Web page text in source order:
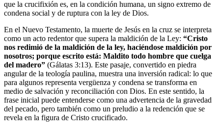
que la crucifixión es, en la condición humana, un signo extremo de
condena social y de ruptura con la ley de Dios.
En el Nuevo Testamento, la muerte de Jesús en la cruz se interpreta
como un acto redentor que supera la maldición de la Ley: “Cristo
nos redimió de la maldición de la ley, haciéndose maldición por
nosotros; porque escrito está: Maldito todo hombre que cuelga
del madero” (Gálatas 3:13). Este pasaje, convertido en piedra
angular de la teología paulina, muestra una inversión radical: lo que
para algunos representa vergüenza y condena se transforma en
medio de salvación y reconciliación con Dios. En este sentido, la
frase inicial puede entenderse como una advertencia de la gravedad
del pecado, pero también como un preludio a la redención que se
revela en la figura de Cristo crucificado.